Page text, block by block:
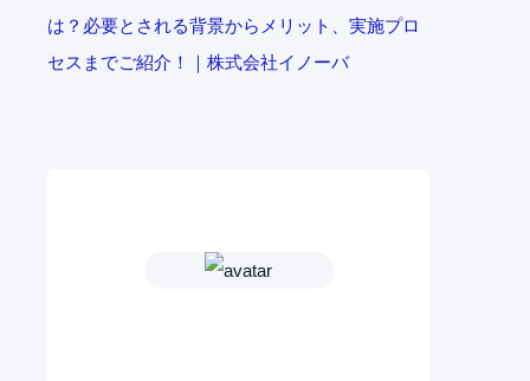
は？必要とされる背景からメリット、実施プロ
セスまでご紹介！｜株式会社イノーバ